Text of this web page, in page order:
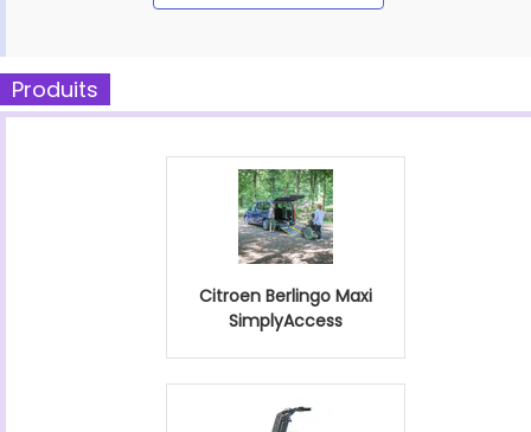
Produits
Citroen Berlingo Maxi
SimplyAccess